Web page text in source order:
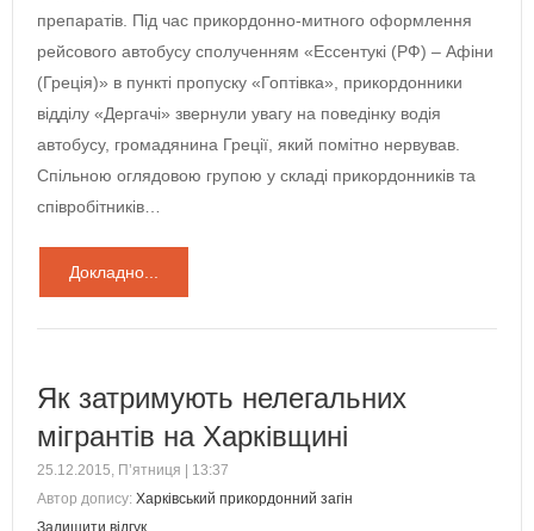
препаратів. Під час прикордонно-митного оформлення
рейсового автобусу сполученням «Ессентукі (РФ) – Афіни
(Греція)» в пункті пропуску «Гоптівка», прикордонники
відділу «Дергачі» звернули увагу на поведінку водія
автобусу, громадянина Греції, який помітно нервував.
Спільною оглядовою групою у складі прикордонників та
співробітників…
Докладно...
Як затримують нелегальних
мігрантів на Харківщині
25.12.2015, П’ятниця | 13:37
Автор допису: Харківський прикордонний загін
Залишити відгук